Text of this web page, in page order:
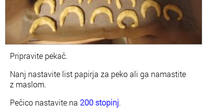
Pripravite pekač.
Nanj nastavite list papirja za peko ali ga namastite
z maslom.
Pečico nastavite na 200 stopinj.